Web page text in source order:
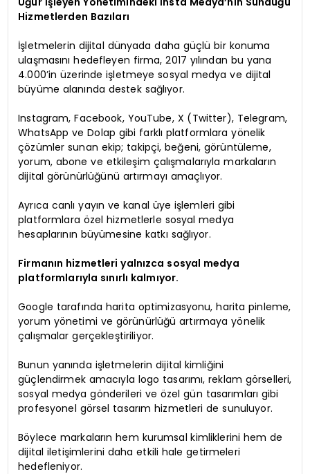
Hizmetlerden Bazıları
İşletmelerin dijital dünyada daha güçlü bir konuma
ulaşmasını hedefleyen firma, 2017 yılından bu yana
4.000’in üzerinde işletmeye sosyal medya ve dijital
büyüme alanında destek sağlıyor.
Instagram, Facebook, YouTube, X (Twitter), Telegram,
WhatsApp ve Dolap gibi farklı platformlara yönelik
çözümler sunan ekip; takipçi, beğeni, görüntüleme,
yorum, abone ve etkileşim çalışmalarıyla markaların
dijital görünürlüğünü artırmayı amaçlıyor.
Ayrıca canlı yayın ve kanal üye işlemleri gibi
platformlara özel hizmetlerle sosyal medya
hesaplarının büyümesine katkı sağlıyor.
Firmanın hizmetleri yalnızca sosyal medya
platformlarıyla sınırlı kalmıyor.
Google tarafında harita optimizasyonu, harita pinleme,
yorum yönetimi ve görünürlüğü artırmaya yönelik
çalışmalar gerçekleştiriliyor.
Bunun yanında işletmelerin dijital kimliğini
güçlendirmek amacıyla logo tasarımı, reklam görselleri,
sosyal medya gönderileri ve özel gün tasarımları gibi
profesyonel görsel tasarım hizmetleri de sunuluyor.
Böylece markaların hem kurumsal kimliklerini hem de
dijital iletişimlerini daha etkili hale getirmeleri
hedefleniyor.